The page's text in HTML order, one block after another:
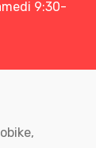
9:30-